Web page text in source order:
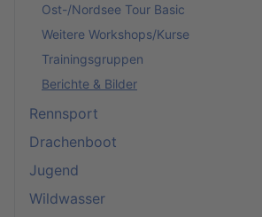
Ost-/Nordsee Tour Basic
Weitere Workshops/Kurse
Trainingsgruppen
Berichte & Bilder
Rennsport
Drachenboot
Jugend
Wildwasser